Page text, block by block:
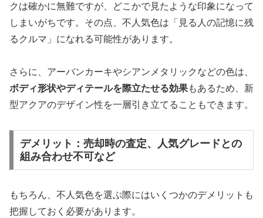
クは確かに無難ですが、どこかで見たような印象になって
しまいがちです。その点、不人気色は「見る人の記憶に残
るクルマ」になれる可能性があります。
さらに、アーバンカーキやシアンメタリックなどの色は、
ボディ形状やディテールを際立たせる効果もあるため、新
型アクアのデザイン性を一層引き立てることもできます。
デメリット：売却時の査定、人気グレードとの
組み合わせ不可など
もちろん、不人気色を選ぶ際にはいくつかのデメリットも
把握しておく必要があります。